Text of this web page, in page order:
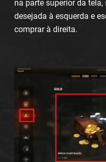
na parte superior da
desejada à esquerda e
comprar à direita.